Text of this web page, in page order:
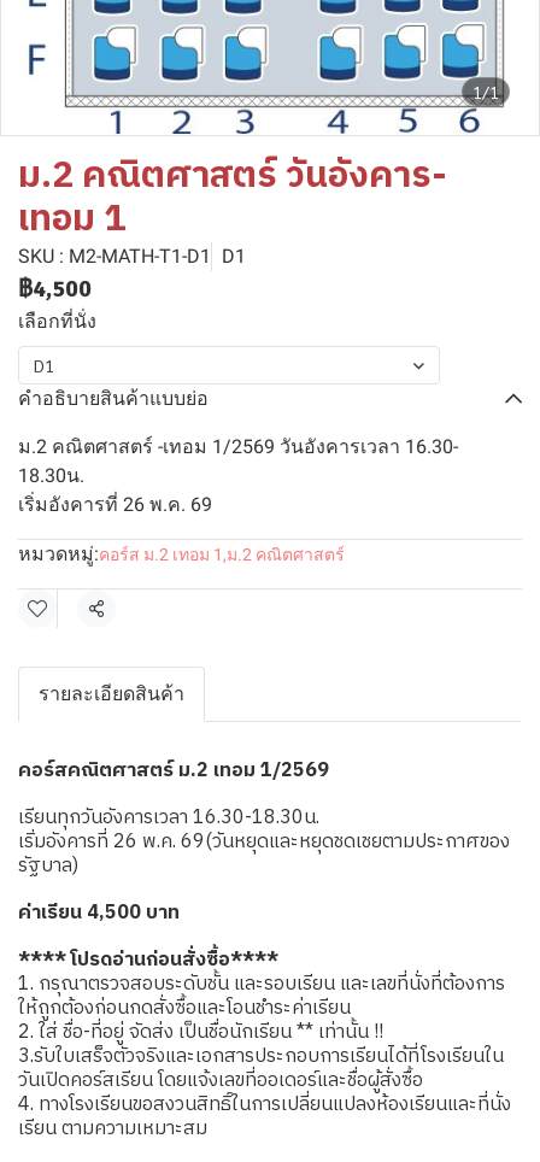
1/1
ม.2 คณิตศาสตร์ วันอังคาร-
เทอม 1
SKU : M2-MATH-T1-D1 D1
฿4,500
เลือกที่นั่ง
D1
คำอธิบายสินค้าแบบย่อ
ม.2 คณิตศาสตร์ -เทอม 1/2569 วันอังคารเวลา 16.30-
18.30น.
เริ่มอังคารที่ 26 พ.ค. 69
หมวดหมู่:คอร์ส ม.2 เทอม 1 ,ม.2 คณิตศาสตร์
แชร์
รายละเอียดสินค้า
คอร์สคณิตศาสตร์ ม.2 เทอม 1/2569
เรียนทุกวันอังคารเวลา 16.30-18.30น.
เริ่มอังคารที่ 26 พ.ค. 69(วันหยุดและหยุดชดเชยตามประกาศของ
รัฐบาล)
ค่าเรียน 4,500 บาท
**** โปรดอ่านก่อนสั่งซื้อ****
1. กรุณาตรวจสอบระดับชั้น และรอบเรียน และเลขที่นั่งที่ต้องการ
ให้ถูกต้องก่อนกดสั่งซื้อและโอนชำระค่าเรียน
2. ใส่ ชื่อ-ที่อยู่ จัดส่ง เป็นชื่อนักเรียน ** เท่านั้น !!
3.รับใบเสร็จตัวจริงและเอกสารประกอบการเรียนได้ที่โรงเรียนใน
วันเปิดคอร์สเรียน โดยแจ้งเลขที่ออเดอร์และชื่อผู้สั่งซื้อ
4. ทางโรงเรียนขอสงวนสิทธิ์ในการเปลี่ยนแปลงห้องเรียนและที่นั่ง
เรียน ตามความเหมาะสม